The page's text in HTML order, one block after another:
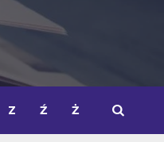
Z Ź Ż